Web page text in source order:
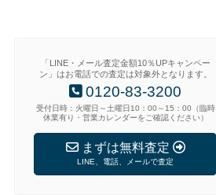
「LINE・メール査定金額10％UPキャンペー
ン」はお電話での査定は対象外となります。
0120-83-3200
受付日時：火曜日～土曜日10：00～15：00（臨時
休業有り・営業カレンダーをご確認ください）
まずは無料査定
LINE、電話、メールで査定